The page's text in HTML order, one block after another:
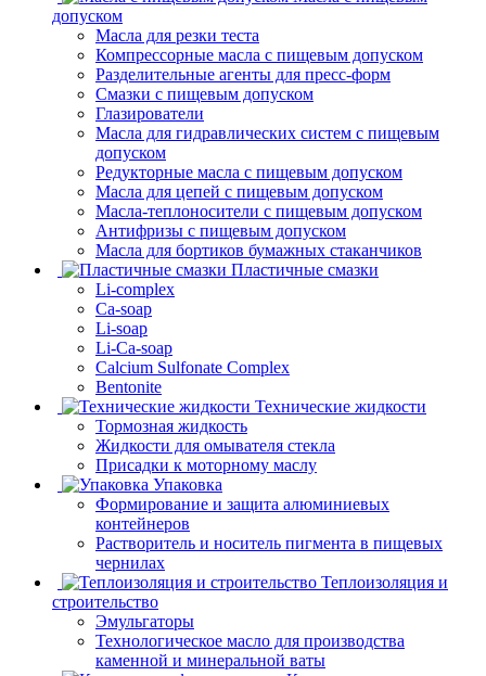
допуском
Масла для резки теста
Компрессорные масла с пищевым допуском
Разделительные агенты для пресс-форм
Смазки с пищевым допуском
Глазирователи
Масла для гидравлических систем с пищевым
допуском
Редукторные масла с пищевым допуском
Масла для цепей с пищевым допуском
Масла-теплоносители с пищевым допуском
Антифризы с пищевым допуском
Масла для бортиков бумажных стаканчиков
Пластичные смазки
Li-complex
Ca-soap
Li-soap
Li-Ca-soap
Calcium Sulfonate Complex
Bentonite
Технические жидкости
Тормозная жидкость
Жидкости для омывателя стекла
Присадки к моторному маслу
Упаковка
Формирование и защита алюминиевых
контейнеров
Растворитель и носитель пигмента в пищевых
чернилах
Теплоизоляция и
строительство
Эмульгаторы
Технологическое масло для производства
каменной и минеральной ваты